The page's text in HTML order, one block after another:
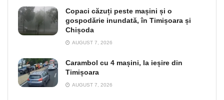
Copaci căzuți peste mașini și o
gospodărie inundată, în Timișoara și
Chișoda
AUGUST 7, 2026
Carambol cu 4 mașini, la ieșire din
Timișoara
AUGUST 7, 2026